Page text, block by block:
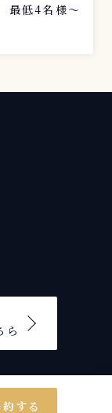
する
る定番の味わ
が弾ける、
スタチオ 濃
ナッツの風
ゴデータ（P
ンセットを
料金】 6個/
等がご心配
この機会
でにご提出
上がりの具
け解像度の
イル形式：j
望の方は別
談くださ
小金井市・
最低4名様〜
ら